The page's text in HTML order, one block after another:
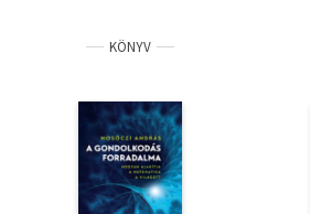
KÖNYV